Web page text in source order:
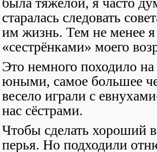
старалась следовать
им жизнь. Тем не менее я
«сестрёнками» моего
Это немного походило
юными, самое большее
весело играли с
нас сёстрами.
Чтобы сделать хороший
перья. Но подходили